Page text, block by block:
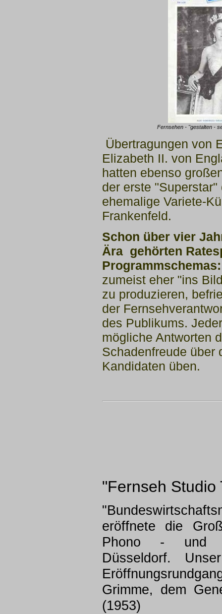
Fernsehen - "gestalten -
Übertragungen von
Elizabeth II. von
hatten ebenso
der erste
ehemalige Variete-
Frankenfeld.
Schon über vier
Ära gehörten
zumeist eher "ins
zu produzieren,
der
des Publikums.
mögliche Antworten
Schadenfreude
Kandidaten üben.
"Fernseh Studio
eröffnete die
Phono - und
Düsseldorf.
Grimme, dem
(1953)